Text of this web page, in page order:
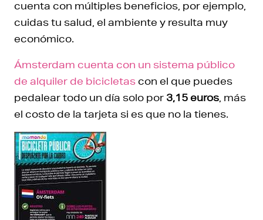
cuenta con múltiples beneficios, por ejemplo,
cuidas tu salud, el ambiente y resulta muy
económico.
Ámsterdam cuenta con un sistema público
de alquiler de bicicletascon el que puedes
pedalear todo un día solo por 3,15 euros , más
el costo de la tarjeta si es que no la tienes.